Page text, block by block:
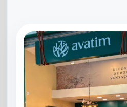
Horário de funcionamento
Abre hoje 09h às 22h
Segunda a Sábado